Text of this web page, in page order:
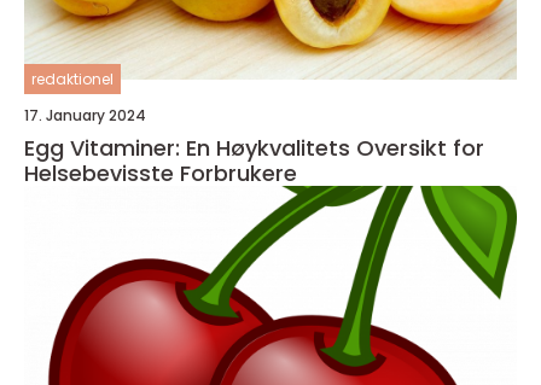
redaktionel
17. January 2024
Egg Vitaminer: En Høykvalitets Oversikt for
Helsebevisste Forbrukere